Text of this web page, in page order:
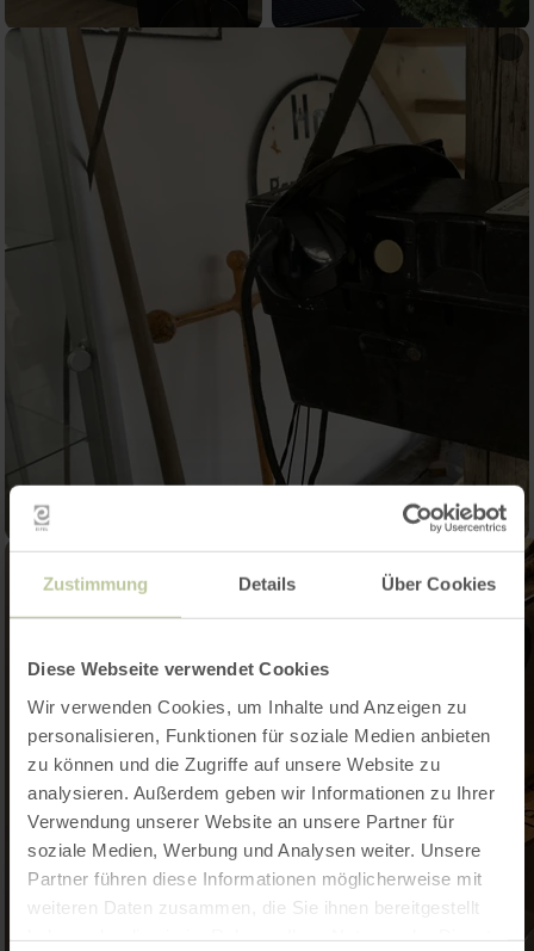
Zustimmung Details Über Cookies
Diese Webseite verwendet Cookies
Wir verwenden Cookies, um Inhalte und Anzeigen zu
personalisieren, Funktionen für soziale Medien anbieten
zu können und die Zugriffe auf unsere Website zu
analysieren. Außerdem geben wir Informationen zu Ihrer
Verwendung unserer Website an unsere Partner für
soziale Medien, Werbung und Analysen weiter. Unsere
Partner führen diese Informationen möglicherweise mit
weiteren Daten zusammen, die Sie ihnen bereitgestellt